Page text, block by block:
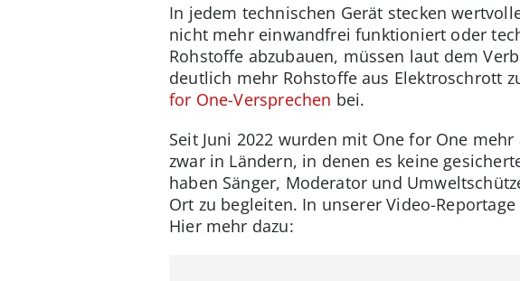
In jedem technischen Gerät stecken
nicht mehr einwandfrei funktioniert oder
Rohstoffe abzubauen, müssen laut dem
deutlich mehr Rohstoffe aus Elektroschrott
for One-Versprechen bei.
Seit Juni 2022 wurden mit One for One
zwar in Ländern, in denen es keine
haben Sänger, Moderator und
Ort zu begleiten. In unserer Video-
Hier mehr dazu: